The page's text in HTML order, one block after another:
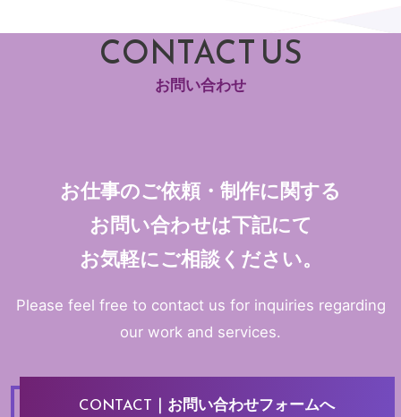
CONTACT US
お問い合わせ
お仕事のご依頼・制作に関する
お問い合わせは下記にて
お気軽にご相談ください。
Please feel free to contact us for inquiries regarding
our work and services.
CONTACT ｜お問い合わせフォームへ